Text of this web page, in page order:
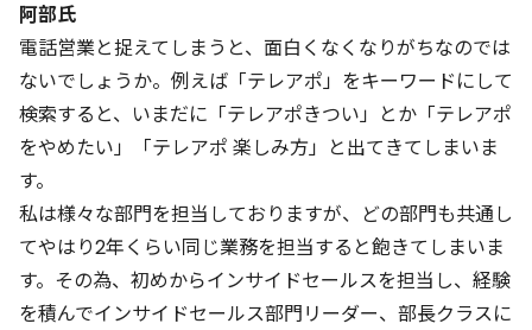
阿部氏
電話営業と捉えてしまうと、面白くなくなりがちなのでは
ないでしょうか。例えば「テレアポ」をキーワードにして
検索すると、いまだに「テレアポきつい」とか「テレアポ
をやめたい」「テレアポ 楽しみ方」と出てきてしまいま
す。
私は様々な部門を担当しておりますが、どの部門も共通し
てやはり2年くらい同じ業務を担当すると飽きてしまいま
す。その為、初めからインサイドセールスを担当し、経験
を積んでインサイドセールス部門リーダー、部長クラスに